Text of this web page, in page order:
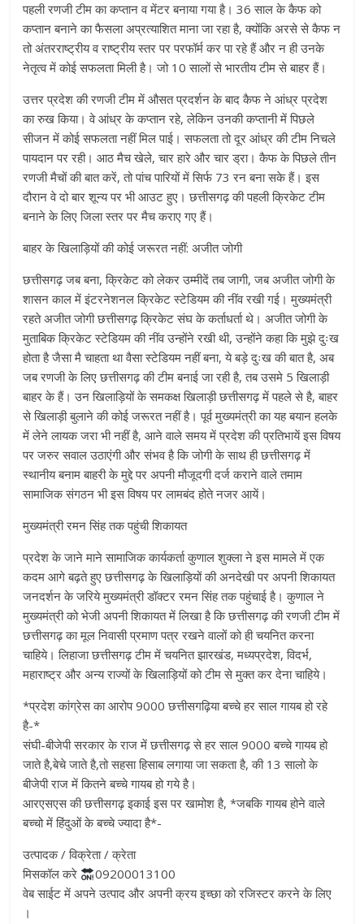
पहली रणजी टीम का कप्तान व मेंटर बनाया गया है। 36 साल के कैफ को
कप्तान बनाने का फैसला अप्रत्याशित माना जा रहा है, क्योंकि अरसे से कैफ न
तो अंतरराष्ट्रीय व राष्ट्रीय स्तर पर परफॉर्म कर पा रहे हैं और न ही उनके
नेतृत्व में कोई सफलता मिली है। जो 10 सालों से भारतीय टीम से बाहर हैं।
उत्तर प्रदेश की रणजी टीम में औसत प्रदर्शन के बाद कैफ ने आंध्र प्रदेश
का रुख किया। वे आंध्र के कप्तान रहे, लेकिन उनकी कप्तानी में पिछले
सीजन में कोई सफलता नहीं मिल पाई। सफलता तो दूर आंध्र की टीम निचले
पायदान पर रही। आठ मैच खेले, चार हारे और चार ड्रा। कैफ के पिछले तीन
रणजी मैचों की बात करें, तो पांच पारियों में सिर्फ 73 रन बना सके हैं। इस
दौरान वे दो बार शून्य पर भी आउट हुए। छत्तीसगढ़ की पहली क्रिकेट टीम
बनाने के लिए जिला स्तर पर मैच कराए गए हैं।
बाहर के खिलाड़ियों की कोई जरूरत नहीं: अजीत जोगी
छत्तीसगढ़ जब बना, क्रिकेट को लेकर उम्मीदें तब जागी, जब अजीत जोगी के
शासन काल में इंटरनेशनल क्रिकेट स्टेडियम की नींव रखी गई। मुख्यमंत्री
रहते अजीत जोगी छत्तीसगढ़ क्रिकेट संघ के कर्ताधर्ता थे। अजीत जोगी के
मुताबिक क्रिकेट स्टेडियम की नींव उन्होंने रखी थी, उन्होंने कहा कि मुझे दुःख
होता है जैसा मै चाहता था वैसा स्टेडियम नहीं बना, ये बड़े दुःख की बात है, अब
जब रणजी के लिए छत्तीसगढ़ की टीम बनाई जा रही है, तब उसमे 5 खिलाड़ी
बाहर के हैं। उन खिलाड़ियों के समकक्ष खिलाड़ी छत्तीसगढ़ में पहले से है, बाहर
से खिलाड़ी बुलाने की कोई जरूरत नहीं है। पूर्व मुख्यमंत्री का यह बयान हलके
में लेने लायक जरा भी नहीं है, आने वाले समय में प्रदेश की प्रतिभायें इस विषय
पर जरुर सवाल उठाएंगी और संभव है कि जोगी के साथ ही छत्तीसगढ़ में
स्थानीय बनाम बाहरी के मुद्दे पर अपनी मौजूदगी दर्ज कराने वाले तमाम
सामाजिक संगठन भी इस विषय पर लामबंद होते नजर आयें।
मुख्यमंत्री रमन सिंह तक पहुंची शिकायत
प्रदेश के जाने माने सामाजिक कार्यकर्ता कुणाल शुक्ला ने इस मामले में एक
कदम आगे बढ़ते हुए छत्तीसगढ़ के खिलाड़ियों की अनदेखी पर अपनी शिकायत
जनदर्शन के जरिये मुख्यमंत्री डॉक्टर रमन सिंह तक पहुंचाई है। कुणाल ने
मुख्यमंत्री को भेजी अपनी शिकायत में लिखा है कि छत्तीसगढ़ की रणजी टीम में
छत्तीसगढ़ का मूल निवासी प्रमाण पत्र रखने वालों को ही चयनित करना
चाहिये। लिहाजा छत्तीसगढ़ टीम में चयनित झारखंड, मध्यप्रदेश, विदर्भ,
महाराष्ट्र और अन्य राज्यों के खिलाड़ियों को टीम से मुक्त कर देना चाहिये।
*प्रदेश कांग्रेस का आरोप 9000 छत्तीसगढ़िया बच्चे हर साल गायब हो रहे
है-*
संघी-बीजेपी सरकार के राज में छत्तीसगढ़ से हर साल 9000 बच्चे गायब हो
जाते है,बेचे जाते है,तो सहसा हिसाब लगाया जा सकता है, की 13 सालो के
बीजेपी राज में कितने बच्चे गायब हो गये है।
आरएसएस की छत्तीसगढ़ इकाई इस पर खामोश है, *जबकि गायब होने वाले
बच्चो में हिंदुओं के बच्चे ज्यादा है*-
उत्पादक / विक्रेता / क्रेता
मिसकॉल करे
09200013100
वेब साईट में अपने उत्पाद और अपनी क्रय इच्छा को रजिस्टर करने के लिए
।